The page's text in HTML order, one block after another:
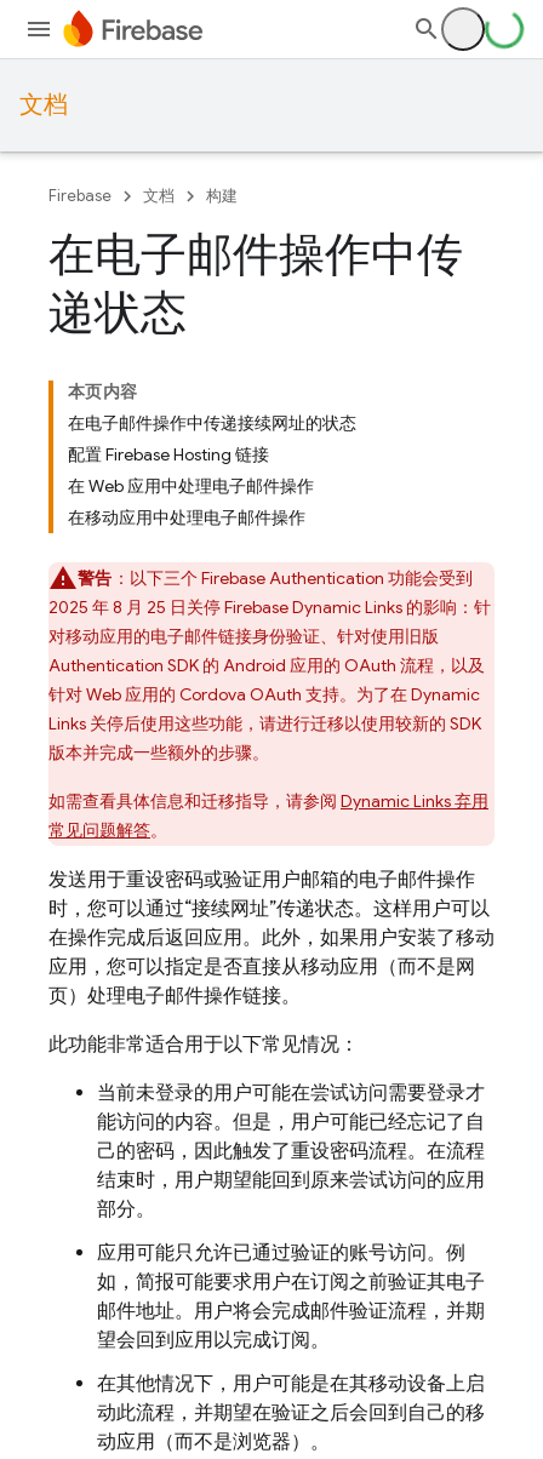
文档
Firebase 文档 构建
在电子邮件操作中传
递状态
本页内容
在电子邮件操作中传递接续网址的状态
配置 Firebase Hosting 链接
在 Web 应用中处理电子邮件操作
在移动应用中处理电子邮件操作
警告 ：以下三个Firebase Authentication 功能会受到
2025 年 8 月 25 日关停Firebase Dynamic Links 的影响：针
对移动应用的电子邮件链接身份验证、针对使用旧版
Authentication SDK 的 Android 应用的 OAuth 流程，以及
针对 Web 应用的 Cordova OAuth 支持。为了在Dynamic
Links 关停后使用这些功能，请进行迁移以使用较新的 SDK
版本并完成一些额外的步骤。
如需查看具体信息和迁移指导，请参阅 Dynamic Links弃用
常见问题解答。
发送用于重设密码或验证用户邮箱的电子邮件操作
时，您可以通过“接续网址”传递状态。这样用户可以
在操作完成后返回应用。此外，如果用户安装了移动
应用，您可以指定是否直接从移动应用（而不是网
页）处理电子邮件操作链接。
此功能非常适合用于以下常见情况：
当前未登录的用户可能在尝试访问需要登录才
能访问的内容。但是，用户可能已经忘记了自
己的密码，因此触发了重设密码流程。在流程
结束时，用户期望能回到原来尝试访问的应用
部分。
应用可能只允许已通过验证的账号访问。例
如，简报可能要求用户在订阅之前验证其电子
邮件地址。用户将会完成邮件验证流程，并期
望会回到应用以完成订阅。
在其他情况下，用户可能是在其移动设备上启
动此流程，并期望在验证之后会回到自己的移
动应用（而不是浏览器）。